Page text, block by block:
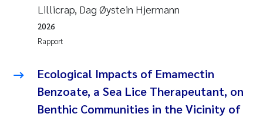
Lillicrap, Dag Øystein Hjermann
Rapport
2026
Ecological Impacts of Emamectin
Benzoate, a Sea Lice Therapeutant, on
Benthic Communities in the Vicinity of